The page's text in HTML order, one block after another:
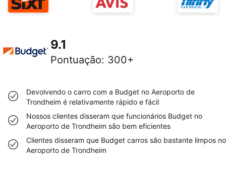
9.1
Pontuação: 300+
Devolvendo o carro com a Budget no Aeroporto de
Trondheim é relativamente rápido e fácil
Nossos clientes disseram que funcionários Budget no
Aeroporto de Trondheim são bem eficientes
Clientes disseram que Budget carros são bastante limpos no
Aeroporto de Trondheim